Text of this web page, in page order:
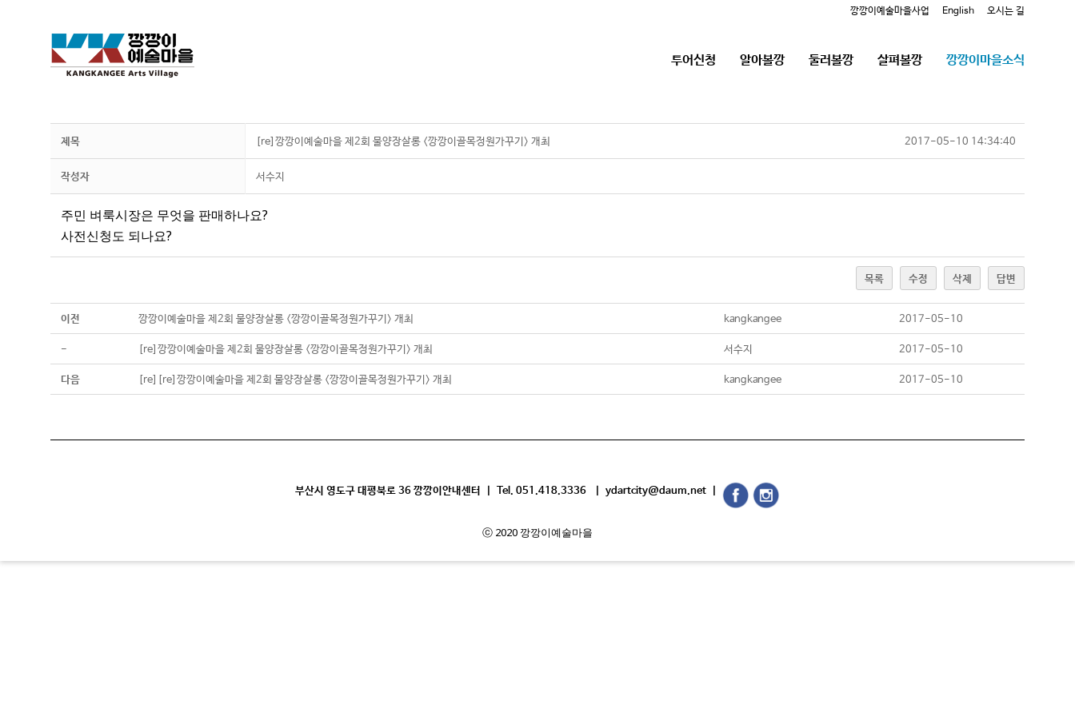
깡깡이예술마을사업 English 오시는 길
투어신청 알아볼깡 둘러볼깡 살펴볼깡 깡깡이마을소식
제목 [re]깡깡이예술마을 제2회 물양장살롱 <깡깡이골목정원가꾸기> 개최 2017-05-10 14:34:40
작성자 서수지
주민 벼룩시장은 무엇을 판매하나요?
사전신청도 되나요?
목록 수정 삭제 답변
이전 깡깡이예술마을 제2회 물양장살롱 <깡깡이골목정원가꾸기> 개최 kangkangee 2017-05-10
- [re]깡깡이예술마을 제2회 물양장살롱 <깡깡이골목정원가꾸기> 개최 서수지 2017-05-10
다음 [re][re]깡깡이예술마을 제2회 물양장살롱 <깡깡이골목정원가꾸기> 개최 kangkangee 2017-05-10
부산시 영도구 대평북로 36 깡깡이안내센터 | Tel. 051.418.3336 | ydartcity@daum.net |
ⓒ 2020 깡깡이예술마을